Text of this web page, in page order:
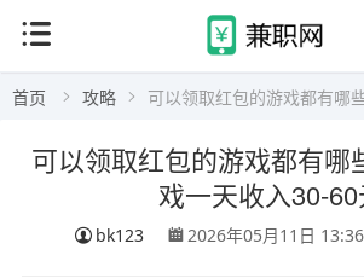
首页 攻略 可以领取红包的游戏都有哪些？
可以领取红包的游戏都有哪
戏一天收入30-
bk123 2026年05月11日 13:36